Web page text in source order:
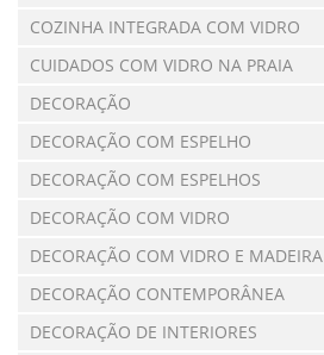
COZINHA INTEGRADA COM VIDRO
CUIDADOS COM VIDRO NA PRAIA
DECORAÇÃO
DECORAÇÃO COM ESPELHO
DECORAÇÃO COM ESPELHOS
DECORAÇÃO COM VIDRO
DECORAÇÃO COM VIDRO E MADEIRA
DECORAÇÃO CONTEMPORÂNEA
DECORAÇÃO DE INTERIORES